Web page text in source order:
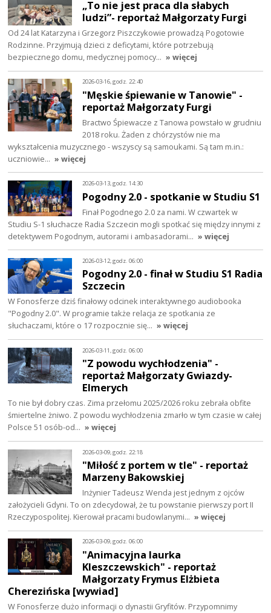
„To nie jest praca dla słabych
ludzi”- reportaż Małgorzaty Furgi
Od 24 lat Katarzyna i Grzegorz Piszczykowie prowadzą Pogotowie
Rodzinne. Przyjmują dzieci z deficytami, które potrzebują
bezpiecznego domu, medycznej pomocy… » więcej
2026-03-16, godz. 22:40
"Męskie śpiewanie w Tanowie" -
reportaż Małgorzaty Furgi
Bractwo Śpiewacze z Tanowa powstało w grudniu
2018 roku. Żaden z chórzystów nie ma
wykształcenia muzycznego - wszyscy są samoukami. Są tam m.in.:
uczniowie… » więcej
2026-03-13, godz. 14:30
Pogodny 2.0 - spotkanie w Studiu S1
Finał Pogodnego 2.0 za nami. W czwartek w
Studiu S-1 słuchacze Radia Szczecin mogli spotkać się między innymi z
detektywem Pogodnym, autorami i ambasadorami… » więcej
2026-03-12, godz. 06:00
Pogodny 2.0 - finał w Studiu S1 Radia
Szczecin
W Fonosferze dziś finałowy odcinek interaktywnego audiobooka
"Pogodny 2.0". W programie także relacja ze spotkania ze
słuchaczami, które o 17 rozpocznie się… » więcej
2026-03-11, godz. 06:00
"Z powodu wychłodzenia" -
reportaż Małgorzaty Gwiazdy-
Elmerych
To nie był dobry czas. Zima przełomu 2025/2026 roku zebrała obfite
śmiertelne żniwo. Z powodu wychłodzenia zmarło w tym czasie w całej
Polsce 51 osób-od… » więcej
2026-03-09, godz. 22:18
"Miłość z portem w tle" - reportaż
Marzeny Bakowskiej
Inżynier Tadeusz Wenda jest jednym z ojców
założycieli Gdyni. To on zdecydował, że tu powstanie pierwszy port II
Rzeczypospolitej. Kierował pracami budowlanymi… » więcej
2026-03-09, godz. 06:00
"Animacyjna laurka
Kleszczewskich" - reportaż
Małgorzaty Frymus Elżbieta
Cherezińska [wywiad]
W Fonosferze dużo informacji o dynastii Gryfitów. Przypomnimy